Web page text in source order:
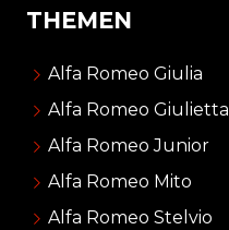
THEMEN
Alfa Romeo Giulia
Alfa Romeo Giulietta
Alfa Romeo Junior
Alfa Romeo Mito
Alfa Romeo Stelvio